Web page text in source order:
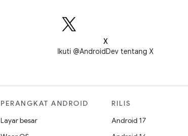
X
Ikuti @AndroidDev tentang X
PERANGKAT ANDROID
Layar besar
RILIS
Android 17